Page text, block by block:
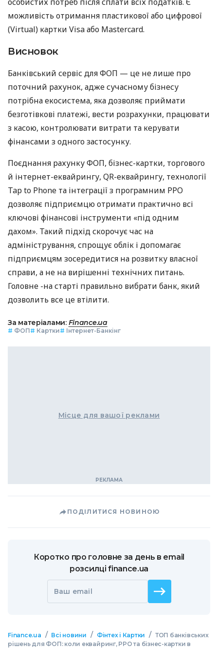
можливість отримання пластикової або цифрової
(Virtual) картки Visa або Mastercard.
Висновок
Банківський сервіс для ФОП — це не лише про
поточний рахунок, адже сучасному бізнесу
потрібна екосистема, яка дозволяє приймати
безготівкові платежі, вести розрахунки, працювати
з касою, контролювати витрати та керувати
фінансами з одного застосунку.
Поєднання рахунку ФОП, бізнес-картки, торгового
й інтернет-еквайрингу, QR-еквайрингу, технології
Tap to Phone та інтеграції з програмним РРО
дозволяє підприємцю отримати практично всі
ключові фінансові інструменти «під одним
дахом». Такий підхід скорочує час на
адміністрування, спрощує облік і допомагає
підприємцям зосередитися на розвитку власної
справи, а не на вирішенні технічних питань.
Головне -на старті правильно вибрати банк, який
дозволить все це втілити.
За матеріалами: Finance.ua
# ФОП# Картки# Інтернет-Банкінг
Місце для вашої реклами
ПОДІЛИТИСЯ НОВИНОЮ
Коротко про головне за день в email
розсилці finance.ua
Ваш email
Finance.ua / Всі новини / Фінтех і Картки / ТОП банківських
рішень для ФОП: коли еквайринг, РРО та бізнес-картки в